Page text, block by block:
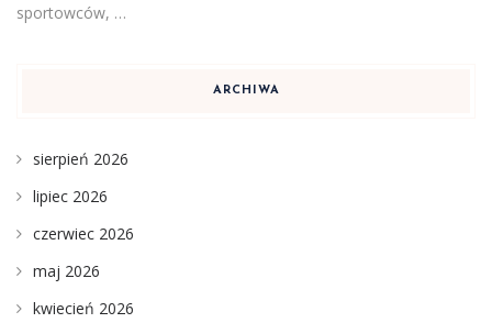
sportowców, …
ARCHIWA
sierpień 2026
lipiec 2026
czerwiec 2026
maj 2026
kwiecień 2026